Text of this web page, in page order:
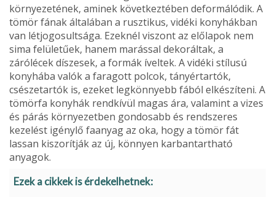
környezetének, aminek következtében deformálódik. A
tömör fának általában a rusztikus, vidéki konyhákban
van létjogosultsága. Ezeknél viszont az előlapok nem
sima felületűek, hanem marással deko­ráltak, a
zárólécek díszesek, a formák íveltek. A vidéki stílusú
konyhába valók a faragott polcok, tányértartók,
csészetartók is, ezeket legkönnyebb fából elkészíteni. A
tömörfa konyhák rendkívül magas ára, valamint a vizes
és párás környezetben gon­dosabb és rendszeres
kezelést igénylő fa­anyag az oka, hogy a tömör fát
lassan kiszo­rítják az új, könnyen karbantartható
anyagok.
Ezek a cikkek is érdekelhetnek: